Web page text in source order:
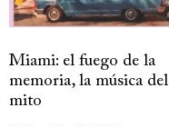
Miami: el fuego de la
memoria, la música del
mito